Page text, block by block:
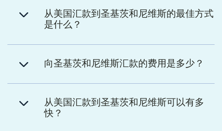
从美国汇款到圣基茨和尼维斯的最佳方式
是什么？
向圣基茨和尼维斯汇款的费用是多少？
从美国汇款到圣基茨和尼维斯可以有多
快？